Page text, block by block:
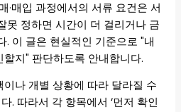
·매입 과정에서의 서류 요건은 서
못 정하면 시간이 더 걸리거나 금
. 이 글은 현실적인 기준으로 "내
지" 판단하도록 안내합니다.
나 개별 상황에 따라 달라질 수
. 따라서 각 항목에서 ‘먼저 확인